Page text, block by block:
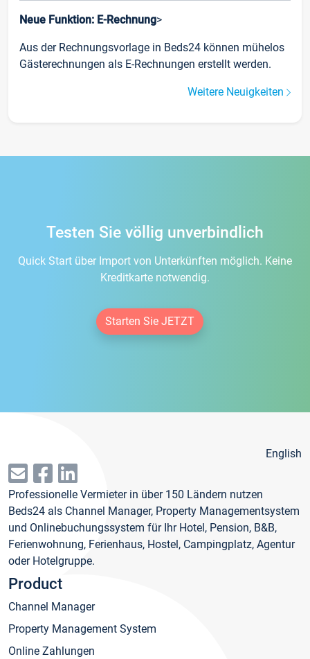
Neue Funktion: E-Rechnung>
Aus der Rechnungsvorlage in Beds24 können mühelos
Gästerechnungen als E-Rechnungen erstellt werden.
Weitere Neuigkeiten
Testen Sie völlig unverbindlich
Quick Start über Import von Unterkünften möglich. Keine
Kreditkarte notwendig.
Starten Sie JETZT
English
Professionelle Vermieter in über 150 Ländern nutzen
Beds24 als Channel Manager, Property Managementsystem
und Onlinebuchungssystem für Ihr Hotel, Pension, B&B,
Ferienwohnung, Ferienhaus, Hostel, Campingplatz, Agentur
oder Hotelgruppe.
Product
Channel Manager
Property Management System
Online Zahlungen